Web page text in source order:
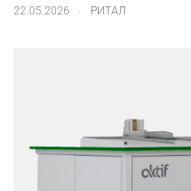
22.05.2026 . РИТАЛ